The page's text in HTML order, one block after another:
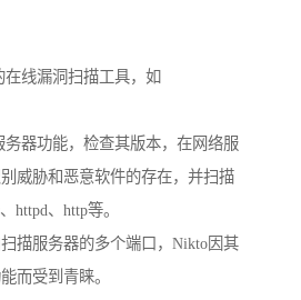
线漏洞扫描工具，如
器功能，检查其版本，在网络服
威胁和恶意软件的存在，并扫描
httpd、http等。
描服务器的多个端口，Nikto因其
而受到青睐。